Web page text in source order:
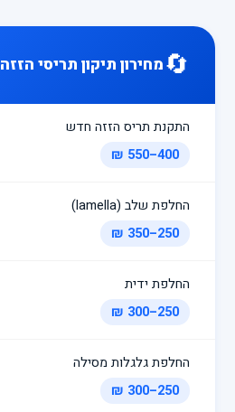
🔄מחירון תיקון תריסי הזזה
התקנת תריס הזזה חדש
400–550 ₪
החלפת שלב (lamella)
250–350 ₪
החלפת ידית
250–300 ₪
החלפת גלגלות מסילה
250–300 ₪